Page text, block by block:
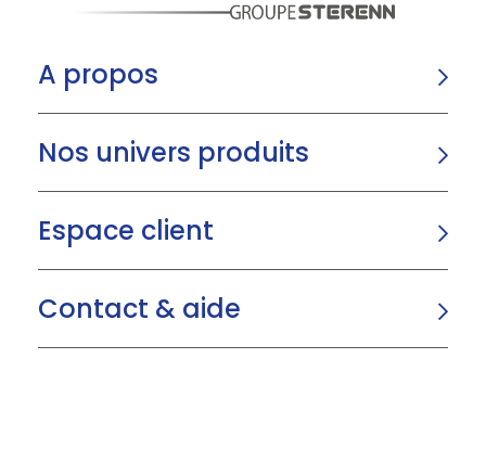
A propos
Nos univers produits
Espace client
Contact & aide